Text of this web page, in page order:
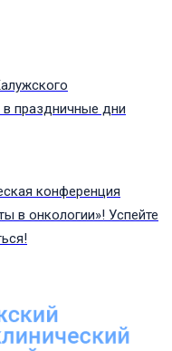
праздничные дни
конференция
в онкологии»! Успейте